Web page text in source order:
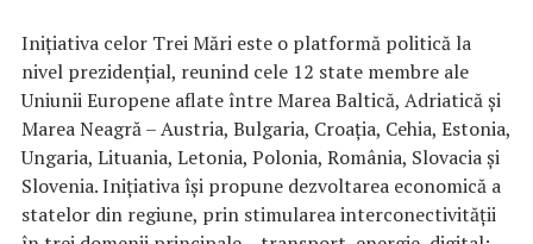
Iniţiativa celor Trei Mări este o platformă politică la
nivel prezidenţial, reunind cele 12 state membre ale
Uniunii Europene aflate între Marea Baltică, Adriatică şi
Marea Neagră – Austria, Bulgaria, Croaţia, Cehia, Estonia,
Ungaria, Lituania, Letonia, Polonia, România, Slovacia şi
Slovenia. Iniţiativa îşi propune dezvoltarea economică a
statelor din regiune, prin stimularea interconectivităţii